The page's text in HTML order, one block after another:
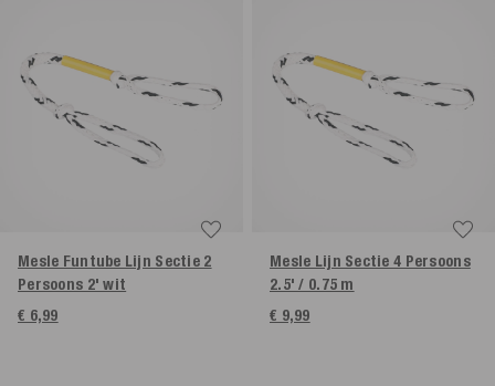
Mesle Funtube Lijn Sectie 2
Persoons 2' wit
€ 6,99
Mesle Lijn Sectie 4 Persoons
2.5' / 0.75 m
€ 9,99